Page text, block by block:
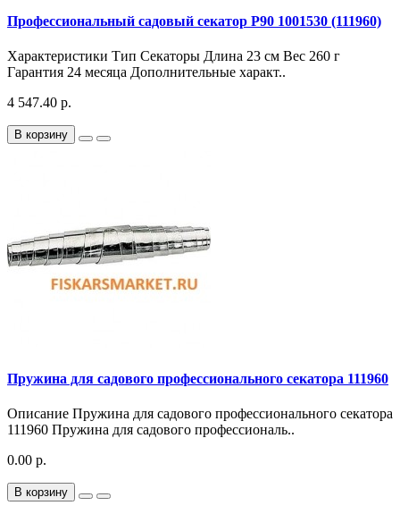
Профессиональный садовый секатор P90 1001530 (111960)
Характеристики Тип Секаторы Длина 23 см Вес 260 г
Гарантия 24 месяца Дополнительные характ..
4 547.40 р.
В корзину
Пружина для садового профессионального секатора 111960
Описание Пружина для садового профессионального секатора
111960 Пружина для садового профессиональ..
0.00 р.
В корзину